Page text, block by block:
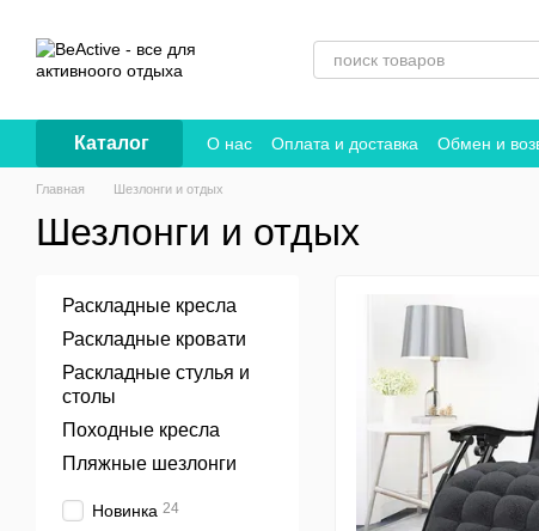
Каталог О нас Оплата и доставка Обмен и
Договор публичной оферты
Главная Шезлонги и отдых
Шезлонги и отдых
Раскладные кресла
Раскладные кровати
Раскладные стулья и
столы
Походные кресла
Пляжные шезлонги
Новинка 24